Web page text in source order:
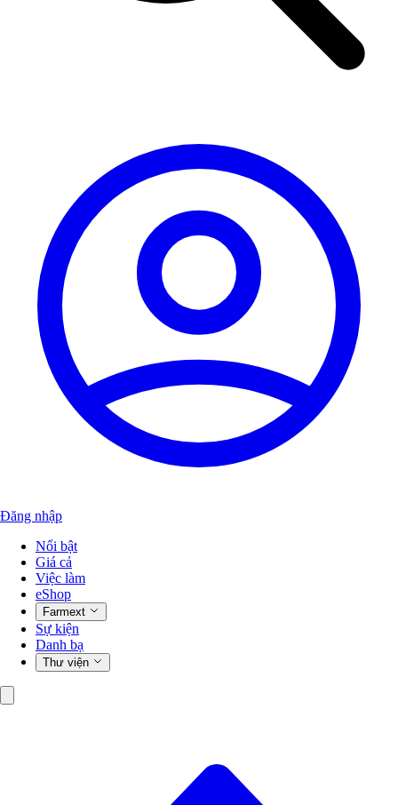
Đăng nhập
Nổi bật
Giá cả
Việc làm
eShop
Farmext
Sự kiện
Danh bạ
Thư viện